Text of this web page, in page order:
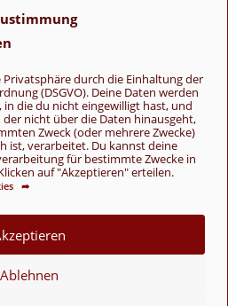
Privatsphäre durch die Einhaltung der
(DSGVO). Deine Daten werden
die du nicht eingewilligt hast, und
nicht über die Daten hinausgeht,
Zweck (oder mehrere Zwecke)
ist, verarbeitet. Du kannst deine
für bestimmte Zwecke in
auf "Akzeptieren" erteilen.
➦
Ablehnen
- Wolle & Schönes
WIDERRUFEN